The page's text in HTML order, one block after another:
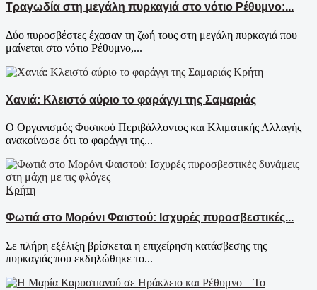
Τραγωδία στη μεγάλη πυρκαγιά στο νότιο Ρέθυμνο:...
Δύο πυροσβέστες έχασαν τη ζωή τους στη μεγάλη πυρκαγιά που
μαίνεται στο νότιο Ρέθυμνο,...
Κρήτη
Χανιά: Κλειστό αύριο το φαράγγι της Σαμαριάς
Ο Οργανισμός Φυσικού Περιβάλλοντος και Κλιματικής Αλλαγής
ανακοίνωσε ότι το φαράγγι της...
Κρήτη
Φωτιά στο Μορόνι Φαιστού: Ισχυρές πυροσβεστικές...
Σε πλήρη εξέλιξη βρίσκεται η επιχείρηση κατάσβεσης της
πυρκαγιάς που εκδηλώθηκε το...